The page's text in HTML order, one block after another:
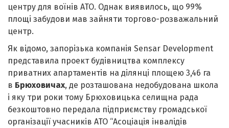
центру для воїнів АТО. Однак виявилось, що 99%
площі забудови мав зайняти торгово-розважальний
центр.
Як відомо, запорізька компанія Sensar Development
представила проект будівництва комплексу
приватних апартаментів на ділянці площею 3,46 га
в Брюховичах, де розташована недобудована школа
і яку три роки тому Брюховицька селищна рада
безкоштовно передала підприємству громадської
організації учасників АТО “Асоціація інвалідів